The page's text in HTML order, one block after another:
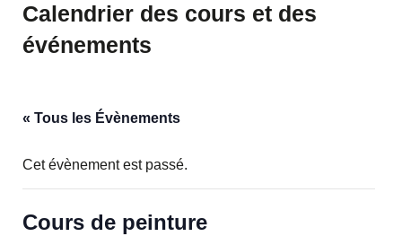
Calendrier des cours et des
événements
« Tous les Évènements
Cet évènement est passé.
Cours de peinture